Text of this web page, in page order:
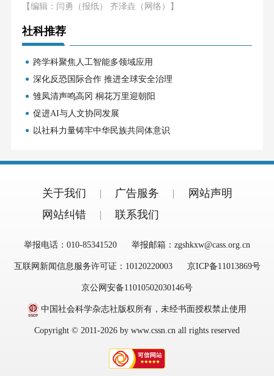
【编辑：闫勇（报纸） 齐泽垚（网络）】
社科推荐
跨学科聚焦人工智能多领域应用
深化反恐国际合作 推进全球安全治理
雏凤清声鸣高冈 桐花万里迎朝阳
促进AI与人文协同发展
以社科力量铸牢中华民族共同体意识
关于我们 广告服务
网站声明
网站纠错
联系我们
举报电话：010-85341520 举报邮箱：zgshkxw@cass.org.cn
互联网新闻信息服务许可证：10120220003 京ICP备11013869号
京公网安备11010502030146号
中国社会科学杂志社版权所有，未经书面授权禁止使用
Copyright © 2011-2026 by www.cssn.cn all rights reserved